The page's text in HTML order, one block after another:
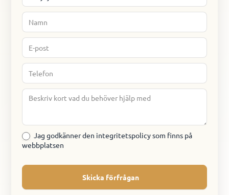
Jag godkänner den integritetspolicy som finns på
webbplatsen
Skicka förfrågan